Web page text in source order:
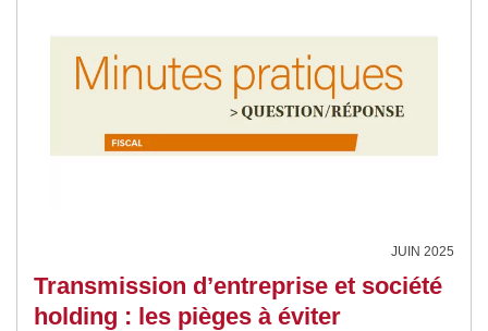
JUIN 2025
Transmission d’entreprise et société
holding : les pièges à éviter